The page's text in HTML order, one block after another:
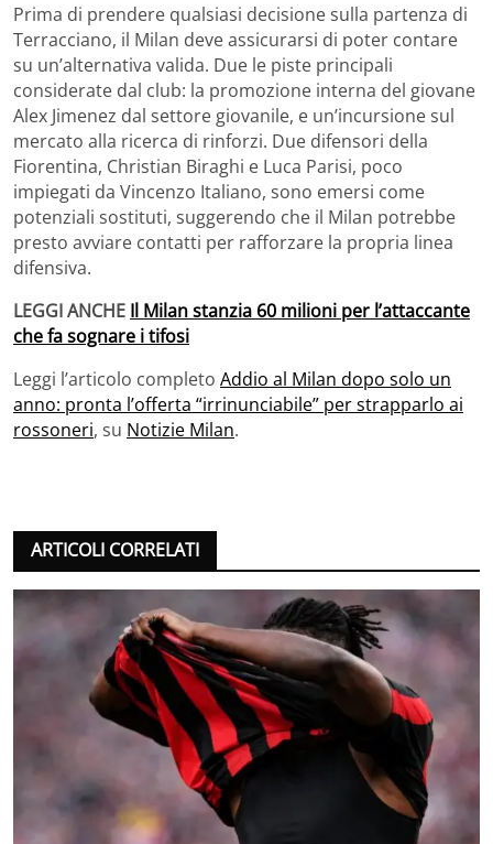
Prima di prendere qualsiasi decisione sulla partenza di
Terracciano, il Milan deve assicurarsi di poter contare
su un’alternativa valida. Due le piste principali
considerate dal club: la promozione interna del giovane
Alex Jimenez dal settore giovanile, e un’incursione sul
mercato alla ricerca di rinforzi. Due difensori della
Fiorentina, Christian Biraghi e Luca Parisi, poco
impiegati da Vincenzo Italiano, sono emersi come
potenziali sostituti, suggerendo che il Milan potrebbe
presto avviare contatti per rafforzare la propria linea
difensiva.
LEGGI ANCHE Il Milan stanzia 60 milioni per l’attaccante
che fa sognare i tifosi
Leggi l’articolo completo Addio al Milan dopo solo un
anno: pronta l’offerta “irrinunciabile” per strapparlo ai
rossoneri, su Notizie Milan.
ARTICOLI CORRELATI